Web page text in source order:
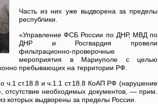
Часть из них уже выдворена за пределы
республики.
«Управление ФСБ России по ДНР, МВД по
ДНР и Росгвардия провели
фильтрационно-проверочные
мероприятия в Мариуполе с целью
пребывающих на территории РФ.
ч.1 ст.18.8 и ч.1.1 ст.18.8 КоАП РФ (нарушение
необходимых документов, — прим.
которых выдворены за пределы России.